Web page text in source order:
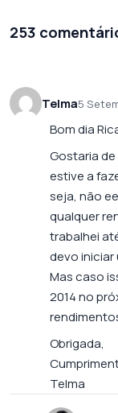
253
Telma5
Bom dia
Gostaria
estive a
seja, não
qualquer
trabalhei
devo
Mas caso
2014 no
Obrigada,
Telma